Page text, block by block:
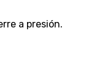
a presión.